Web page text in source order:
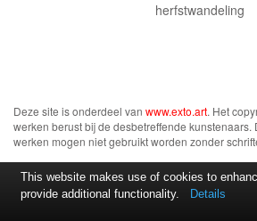
herfstwandeling
Deze site is onderdeel van www.exto.art. Het
werken berust bij de desbetreffende
werken mogen niet gebruikt worden zonder
This website makes use of cookies to
provide additional functionality.
Details